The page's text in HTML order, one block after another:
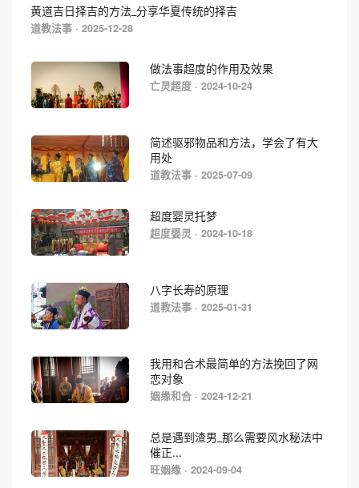
黄道吉日择吉的方法_分享华夏传统的择吉
道教法事 · 2025-12-28
做法事超度的作用及效果
亡灵超度 · 2024-10-24
简述驱邪物品和方法，学会了有大
用处
道教法事 · 2025-07-09
超度婴灵托梦
超度婴灵 · 2024-10-18
八字长寿的原理
道教法事 · 2025-01-31
我用和合术最简单的方法挽回了网
恋对象
姻缘和合 · 2024-12-21
总是遇到渣男_那么需要风水秘法中
催正...
旺姻缘 · 2024-09-04